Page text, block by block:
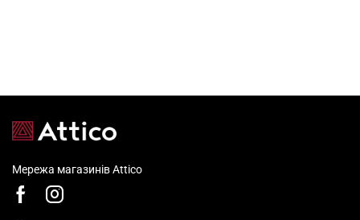
Мережа магазинів Attico